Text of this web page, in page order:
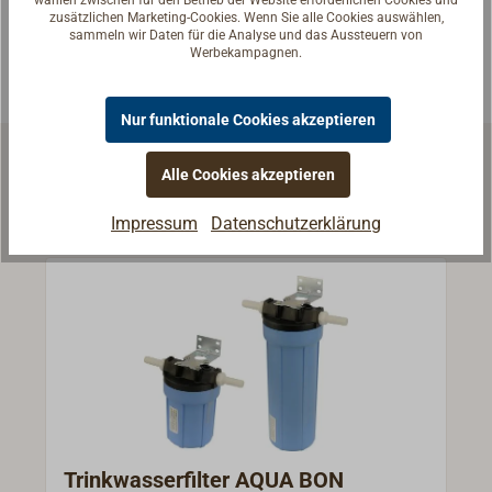
Experten kontaktieren
Trinkwasserfilter AQUA BON
zusätzlichen Marketing-Cookies. Wenn Sie alle Cookies auswählen,
sammeln wir Daten für die Analyse und das Aussteuern von
Werbekampagnen.
Nur funktionale Cookies akzeptieren
Alle Cookies akzeptieren
Impressum Datenschutzerklärung